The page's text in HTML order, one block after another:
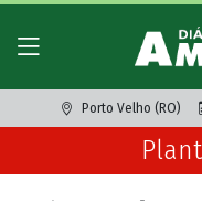
Porto Velho (RO)